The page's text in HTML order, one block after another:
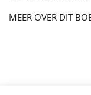
MEER OVER DIT